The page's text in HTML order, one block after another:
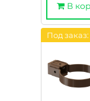
В
Под заказ: